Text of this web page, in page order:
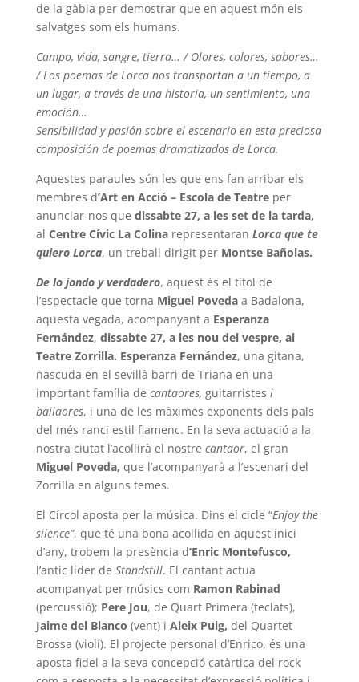
de la gàbia per demostrar que en aquest món els
salvatges som els humans.
Campo, vida, sangre, tierra… / Olores, colores, sabores…
/ Los poemas de Lorca nos transportan a un tiempo, a
un lugar, a través de una historia, un sentimiento, una
emoción…
Sensibilidad y pasión sobre el escenario en esta preciosa
composición de poemas dramatizados de Lorca.
Aquestes paraules són les que ens fan arribar els
membres d’Art en Acció – Escola de Teatreper
anunciar-nos que dissabte 27, a les set de la tarda,
al Centre Cívic La Colinarepresentaran Lorca que te
quiero Lorca, un treball dirigit per Montse Bañolas.
De lo jondo y verdadero, aquest és el títol de
l’espectacle que torna Miguel Povedaa Badalona,
aquesta vegada, acompanyant a Esperanza
Fernández, dissabte 27, a les nou del vespre, al
Teatre Zorrilla. Esperanza Fernández, una gitana,
nascuda en el sevillà barri de Triana en una
important família de cantaores, guitarristes i
bailaores, i una de les màximes exponents dels pals
del més ranci estil flamenc. En la seva actuació a la
nostra ciutat l’acollirà el nostre cantaor, el gran
Miguel Poveda, que l’acompanyarà a l’escenari del
Zorrilla en alguns temes.
El Círcol aposta per la música. Dins el cicle “Enjoy the
silence”, que té una bona acollida en aquest inici
d’any, trobem la presència d’Enric Montefusco,
l’antic líder de Standstill. El cantant actua
acompanyat per músics com Ramon Rabinad
(percussió); Pere Jou, de Quart Primera (teclats),
Jaime del Blanco (vent) i Aleix Puig, del Quartet
Brossa (violí). El projecte personal d’Enrico, és una
aposta fidel a la seva concepció catàrtica del rock